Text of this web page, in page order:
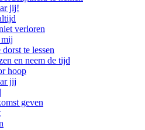
jij!
verloren
te lessen
en neem de tijd
hoop
jij
geven